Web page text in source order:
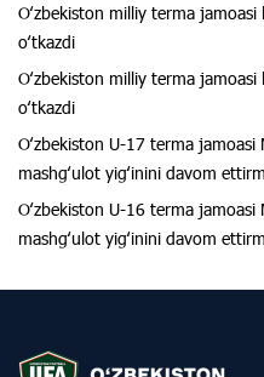
Oʻzbekiston milliy terma
oʻtkazdi
Oʻzbekiston milliy terma
oʻtkazdi
Oʻzbekiston U-17 terma
mashgʻulot yigʻinini davom
Oʻzbekiston U-16 terma
mashgʻulot yigʻinini davom